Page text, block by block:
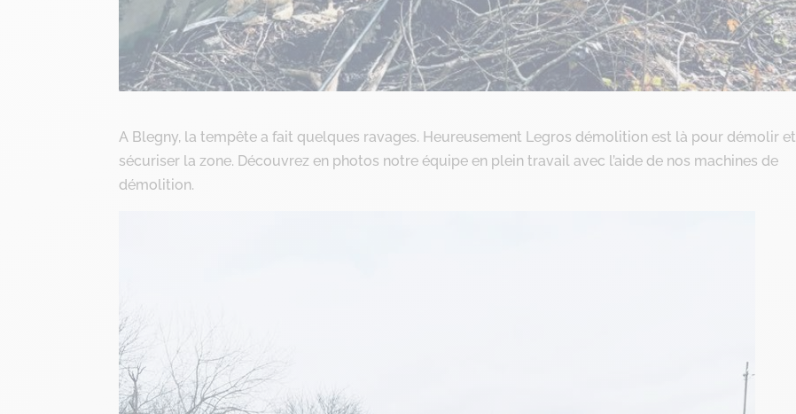
A Blegny, la tempête a fait quelques ravages. Heureusement Legros démolition est là pour démolir et
sécuriser la zone. Découvrez en photos notre équipe en plein travail avec l’aide de nos machines de
démolition.